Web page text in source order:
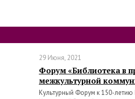
29 Июня, 2021
Форум «Библиотека в
межкультурной
Культурный Форум к 150-